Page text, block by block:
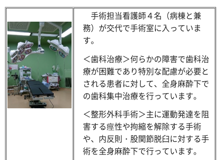
手術担当看護師４名（病棟と兼
務）が交代で手術室に入っていま
す。
＜歯科治療＞何らかの障害で歯科治
療が困難であり特別な配慮が必要と
される患者に対して、全身麻酔下で
の歯科集中治療を行っています。
＜整形外科手術＞主に運動発達を阻
害する痙性や拘縮を解除する手術
や、内反則・股関節脱臼に対する手
術を全身麻酔下で行っています。